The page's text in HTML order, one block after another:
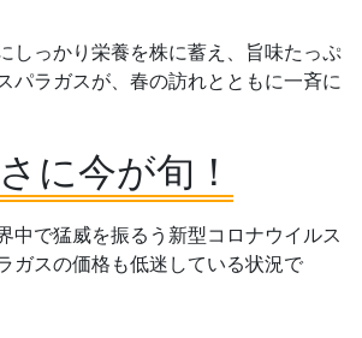
しっかり栄養を株に蓄え、旨味たっぷ
パラガスが、春の訪れとともに一斉に
に今が旬！
中で猛威を振るう新型コロナウイルス
ガスの価格も低迷している状況で